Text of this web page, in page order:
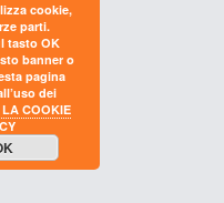
cookie,
parti.
tasto OK
banner o
pagina
dei
COOKIE